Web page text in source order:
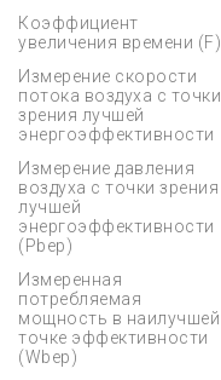
Коэффициент
увеличения времени (F)
Измерение скорости
потока воздуха с точки
зрения лучшей
энергоэффективности
Измерение давления
воздуха с точки зрения
лучшей
энергоэффективности
(Pbep)
Измеренная
потребляемая
мощность в наилучшей
точке эффективности
(Wbep)